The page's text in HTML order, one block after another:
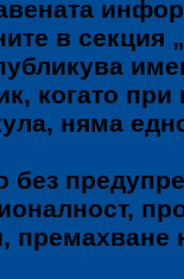
в
когато
няма
без